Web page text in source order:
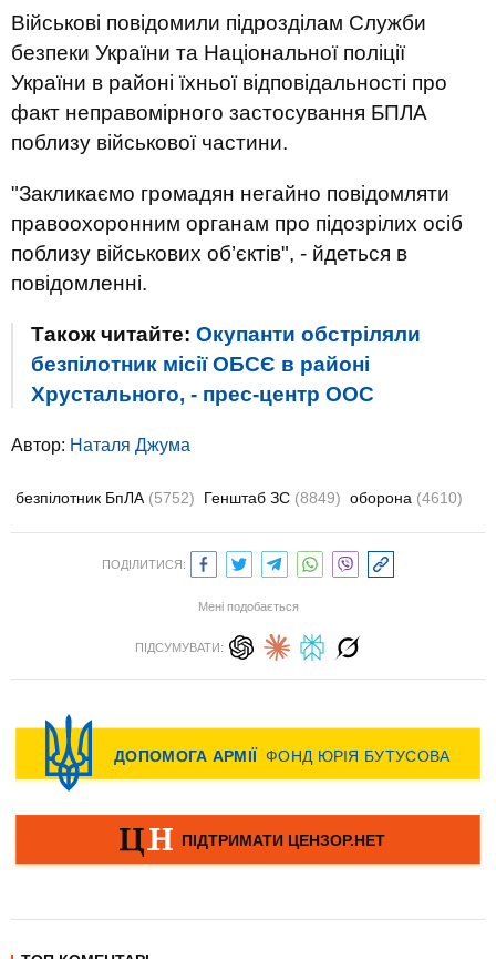
Військові повідомили підрозділам Служби
безпеки України та Національної поліції
України в районі їхньої відповідальності про
факт неправомірного застосування БПЛА
поблизу військової частини.
"Закликаємо громадян негайно повідомляти
правоохоронним органам про підозрілих осіб
поблизу військових об’єктів", - йдеться в
повідомленні.
Також читайте: Окупанти обстріляли
безпілотник місії ОБСЄ в районі
Хрустального, - прес-центр ООС
Автор: Наталя Джума
безпілотник БпЛА (5752) Генштаб ЗС (8849) оборона (4610)
ПОДІЛИТИСЯ:
Мені подобається
ПІДСУМУВАТИ: